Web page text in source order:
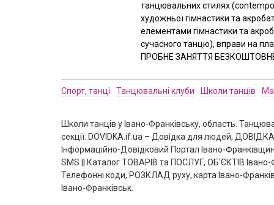
танцювальних стилях
художньої гімнастики та
елементами гімнастики та
сучасного танцю), вправи на
ПРОБНЕ ЗАНЯТТЯ
Спорт, танці Танцювальні клуби Школи танців
Школи танців у Івано-Франківську, область.
секції. DOVIDKA.if.ua – Довідка для людей,
Інформаційно-Довідковий Портал Івано-
SMS || Каталог ТОВАРІВ та ПОСЛУГ, ОБ'ЄКТІВ Івано-
Телефонні коди, РОЗКЛАД руху, карта Івано-
Івано-Франківськ.